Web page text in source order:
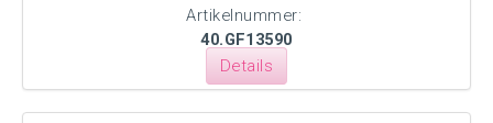
Artikelnummer:
40.GF13590
Details